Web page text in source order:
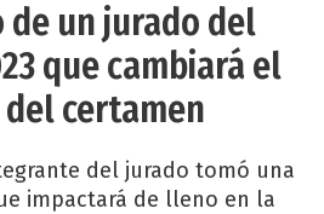
de un jurado del
que cambiará el
certamen
del jurado tomó una
impactará de lleno en la